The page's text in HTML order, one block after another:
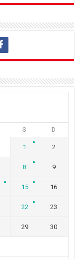
S D
1 2
8 9
15 16
22 23
29 30